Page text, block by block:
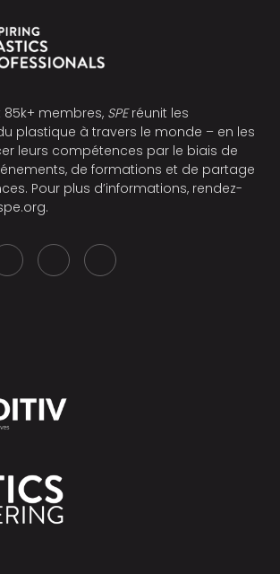
membres, SPEréunit les
plastique à travers le monde – en les
leurs compétences par le biais de
de formations et de partage
Pour plus d’informations, rendez-
.